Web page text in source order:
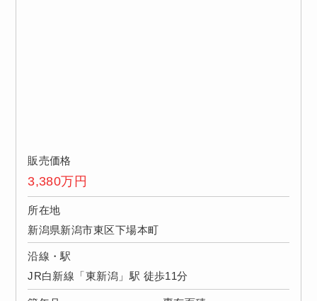
販売価格
3,380万円
所在地
新潟県新潟市東区下場本町
沿線・駅
JR白新線「東新潟」駅 徒歩11分